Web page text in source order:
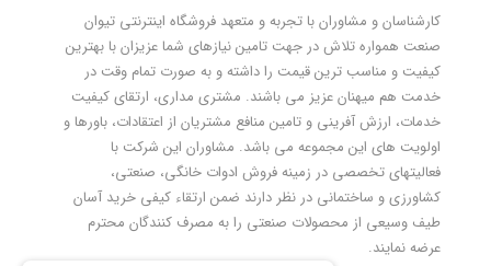
کارشناسان و مشاوران با تجربه و متعهد فروشگاه اینترنتی تیوان
صنعت همواره تلاش در جهت تامین نیازهای شما عزیزان با بهترین
کیفیت و مناسب ترین قیمت را داشته و به صورت تمام وقت در
خدمت هم میهنان عزیز می باشند. مشتری مداری، ارتقای کیفیت
خدمات، ارزش آفرینی و تامین منافع مشتریان از اعتقادات، باورها و
اولویت های این مجموعه می باشد. مشاوران این شرکت با
فعالیتهای تخصصی در زمینه فروش ادوات خانگی، صنعتی،
کشاورزی و ساختمانی در نظر دارند ضمن ارتقاء کیفی خرید آسان
طیف وسیعی از محصولات صنعتی را به مصرف کنندگان محترم
عرضه نمایند.